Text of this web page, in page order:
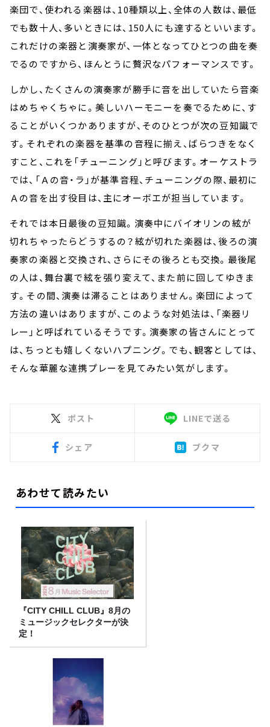
楽団で、使われる楽器は、10種類以上、全体の人数は、最低
でも数十人、多いときには、150人にも達するといいます。
これだけの楽器と演奏家が、一体となってひとつの曲を奏
でるのですから、ほんとうに贅沢なパフォーマンスです。
しかし、たくさんの演奏家が勝手に音を出していたら音楽
はめちゃくちゃに。美しいハーモニーを奏でるために、す
ることがいくつかありますが、そのひとつが次の豆知識で
す。それぞれの楽器を基準の音程に揃え、ばらつきをなく
すこと、これを「チューニング」と呼びます。オーケストラ
では、「Ａの音・ラ」が基準音程、チューニングの際、最初に
Ａの音を出す役目は、主にオーボエが担当しています。
それでは本日最後の豆知識。演奏中にバイオリンの絃が
切れちゃったらどうするの？絃が切れた楽器は、後ろの演
奏家の楽器と交換され、さらにその後ろとも交換。最後尾
の人は、舞台裏で絃を張り変えて、また前に回してゆきま
す。その間、演奏は滞ることはありません。楽団によって
方法の違いはありますが、このような対処法は、「楽器リ
レー」と呼ばれているそうです。演奏家の皆さんにとって
は、ちっとも嬉しくないハプニング。でも、観客としては、
そんな華麗な連携プレーを見てみたい気がします。
ポスト LINEで送る
シェア ブクマ
あわせて読みたい
『CITY CHILL CLUB』8月の
ミュージックセレクターが決
定！